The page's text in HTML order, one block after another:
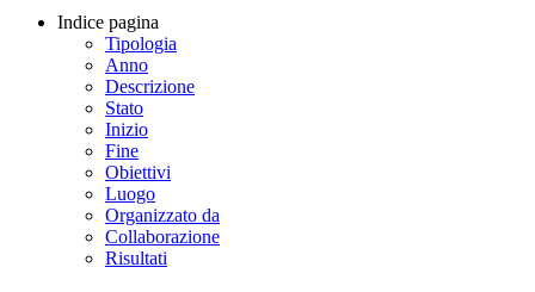
Indice pagina
Tipologia
Anno
Descrizione
Stato
Inizio
Fine
Obiettivi
Luogo
Organizzato da
Collaborazione
Risultati